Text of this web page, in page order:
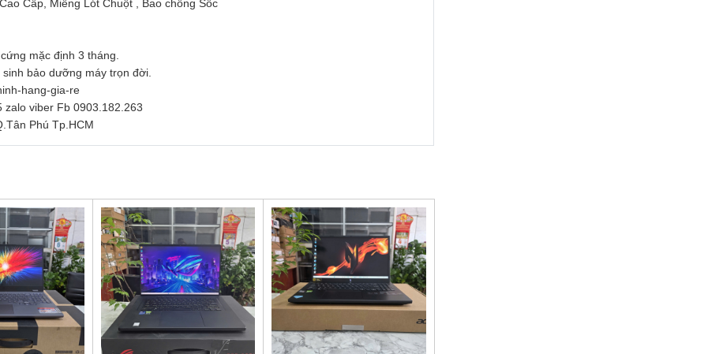
Cấp, Miếng Lót Chuột , Bao chống Sốc
mặc định 3 tháng.
bảo dưỡng máy trọn đời.
hang-gia-re
viber Fb 0903.182.263
Phú Tp.HCM